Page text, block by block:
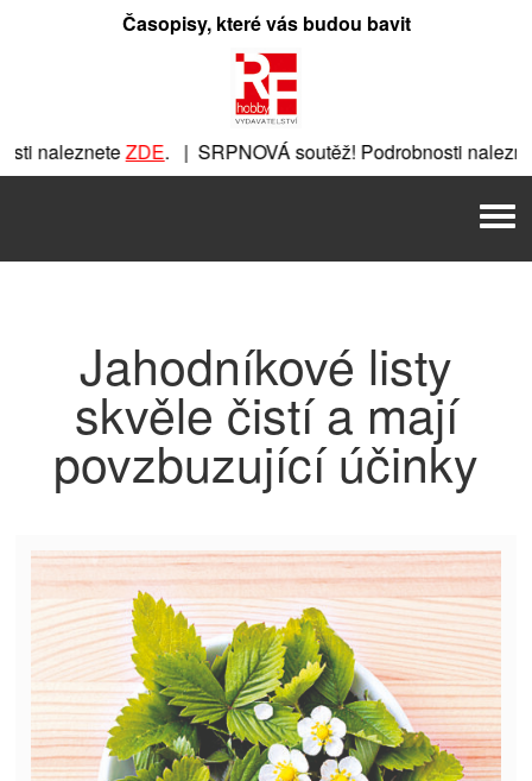
Časopisy, které vás budou bavit
nalezneteZDE. | SRPNOVÁ soutěž! Podrobnosti
. |
Jahodníkové listy
skvěle čistí a mají
povzbuzující účinky